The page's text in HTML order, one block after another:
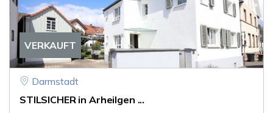
VERKAUFT
Darmstadt
STILSICHER in Arheilgen ...